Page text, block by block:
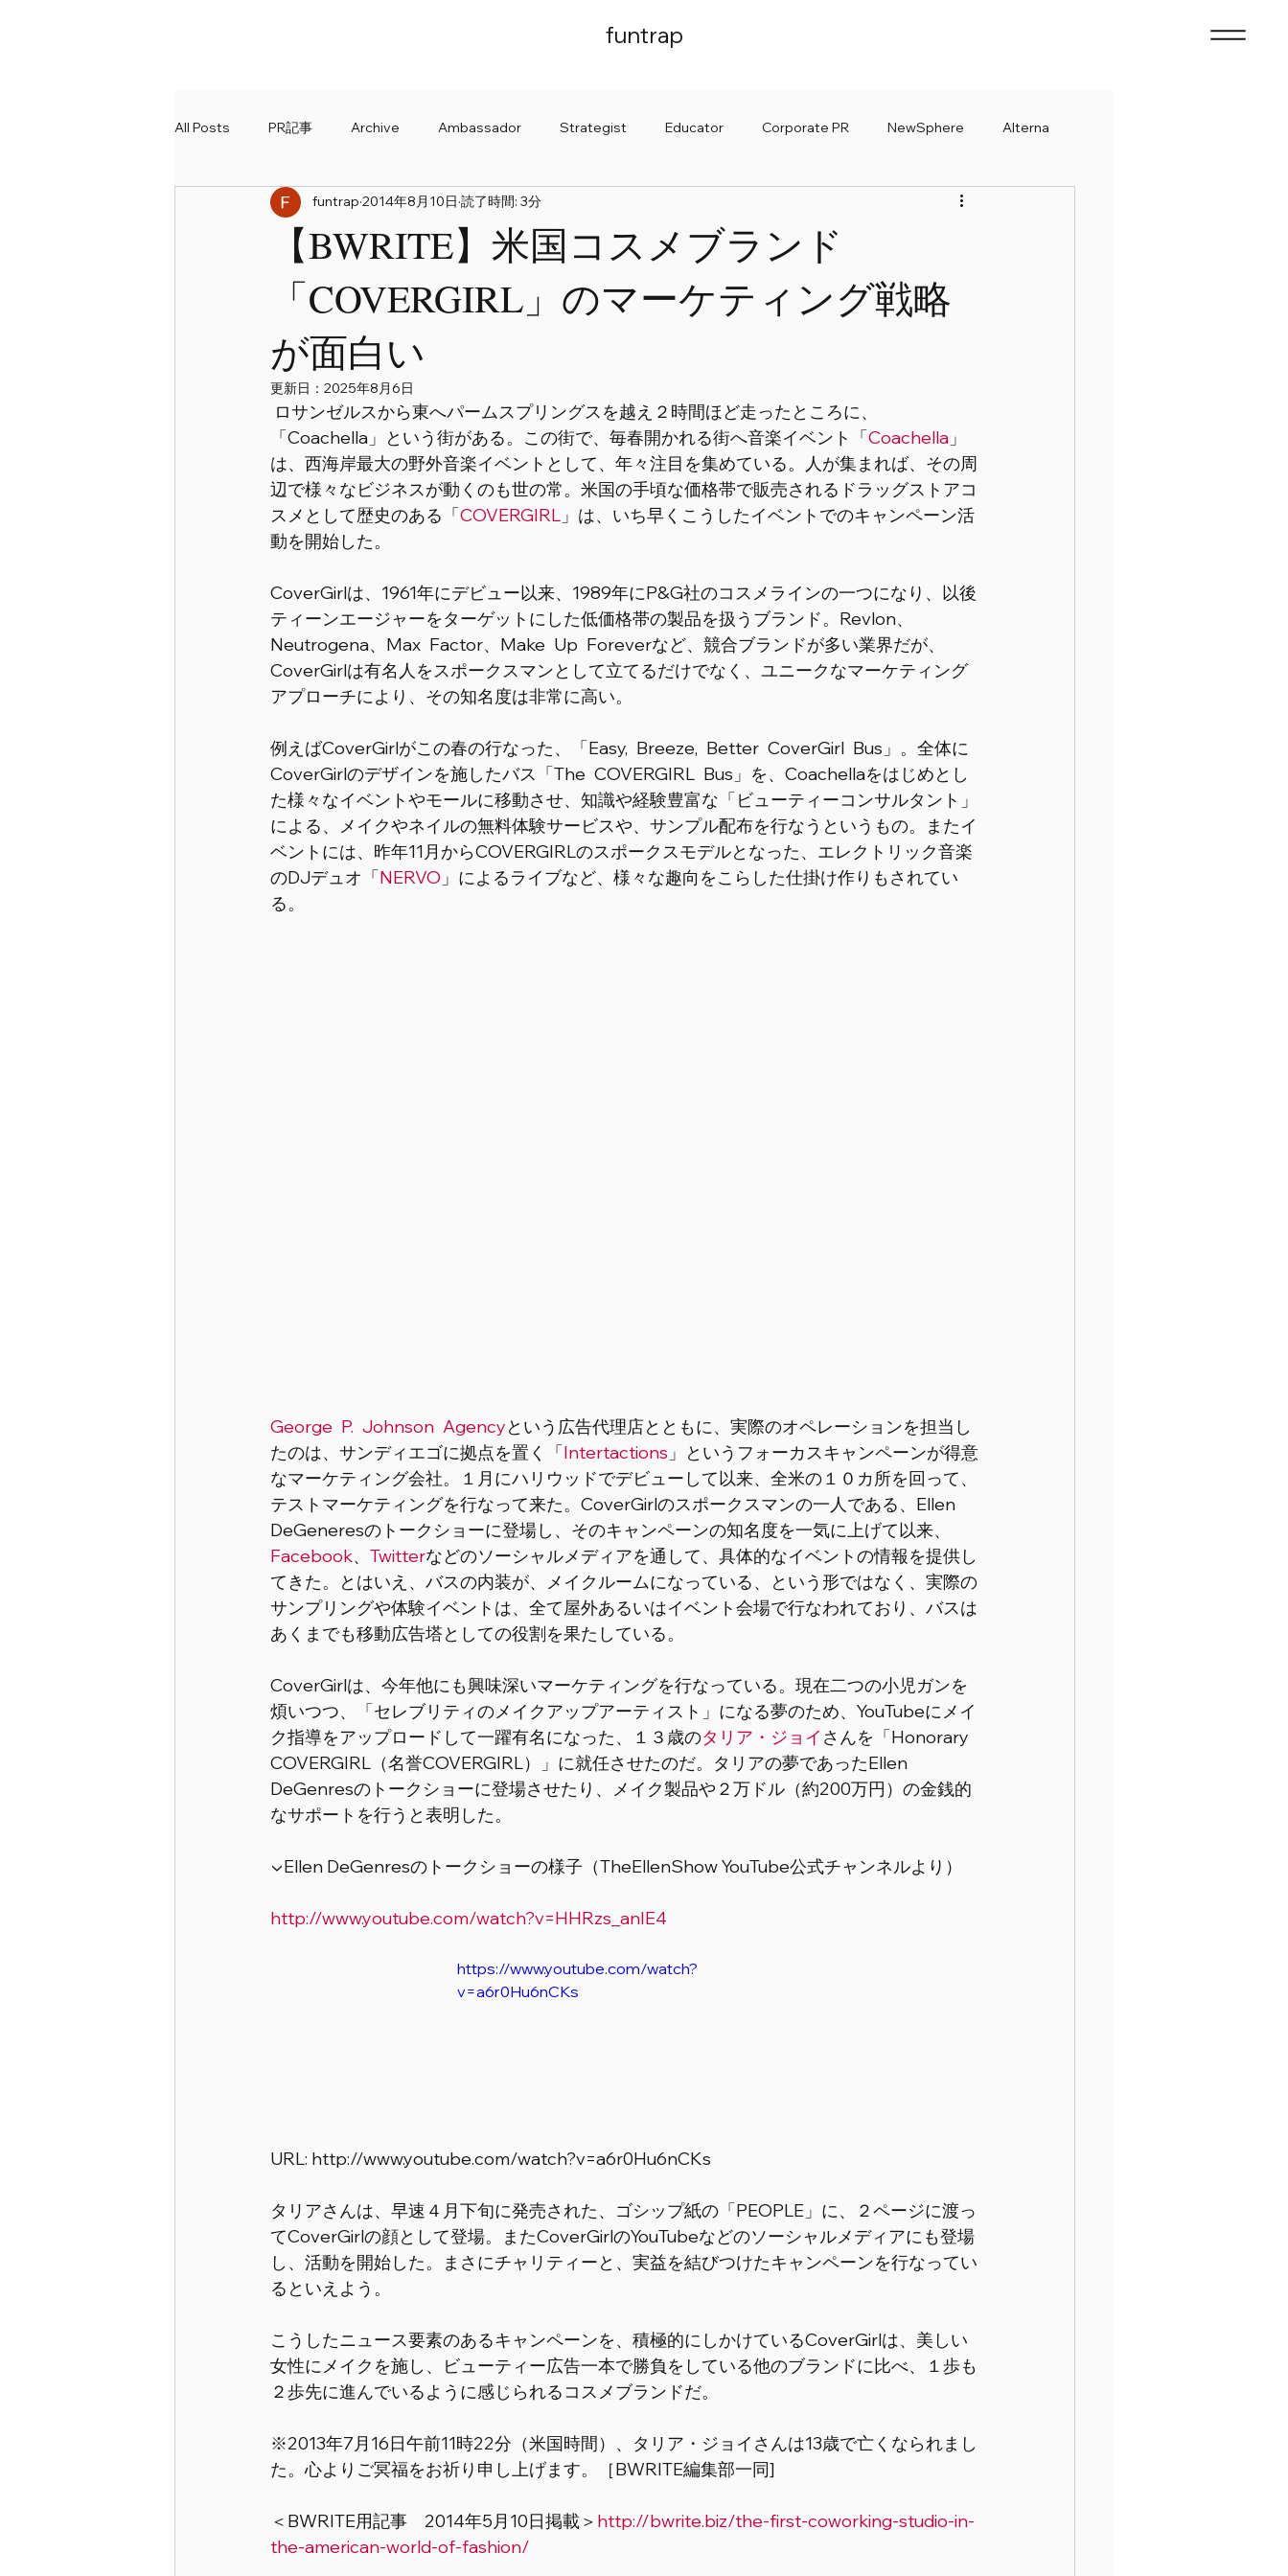
funtrap
All Posts PR記事 Archive Ambassador Strategist Educator Corporate PR NewSphere Alterna
SUUMO Online News
【BWRITE】米国コスメブランド
「COVERGIRL」のマーケティング戦略
が面白い
funtrap 2014年8月10日 読了時間: 3分
更新日： 2025年8月6日
「Coachella」という街がある。この街で、毎春開かれる街へ音楽イベント「Coachella 」
は、西海岸最大の野外音楽イベントとして、年々注目を集めている。人が集まれば、その周
辺で様々なビジネスが動くのも世の常。米国の手頃な価格帯で販売されるドラッグストアコ
スメとして歴史のある「COVERGIRL 」は、いち早くこうしたイベントでのキャンペーン活
動を開始した。
CoverGirlは、1961年にデビュー以来、1989年にP&G社のコスメラインの一つになり、以後
ティーンエージャーをターゲットにした低価格帯の製品を扱うブランド。Revlon、
Neutrogena、Max Factor、Make Up Foreverなど、競合ブランドが多い業界だが、
CoverGirlは有名人をスポークスマンとして立てるだけでなく、ユニークなマーケティング
アプローチにより、その知名度は非常に高い。
例えばCoverGirlがこの春の行なった、「Easy, Breeze, Better CoverGirl Bus」。全体に
CoverGirlのデザインを施したバス「The COVERGIRL Bus」を、Coachellaをはじめとし
た様々なイベントやモールに移動させ、知識や経験豊富な「ビューティーコンサルタント」
による、メイクやネイルの無料体験サービスや、サンプル配布を行なうというもの。またイ
ベントには、昨年11月からCOVERGIRLのスポークスモデルとなった、エレクトリック音楽
のDJデュオ「NERVO 」によるライブなど、様々な趣向をこらした仕掛け作りもされてい
る。
George P. Johnson Agencyという広告代理店とともに、実際のオペレーションを担当し
たのは、サンディエゴに拠点を置く「Intertactions 」というフォーカスキャンペーンが得意
なマーケティング会社。１月にハリウッドでデビューして以来、全米の１０カ所を回って、
テストマーケティングを行なって来た。CoverGirlのスポークスマンの一人である、Ellen
DeGeneresのトークショーに登場し、そのキャンペーンの知名度を一気に上げて以来、
Facebook、 Twitterなどのソーシャルメディアを通して、具体的なイベントの情報を提供し
てきた。とはいえ、バスの内装が、メイクルームになっている、という形ではなく、実際の
サンプリングや体験イベントは、全て屋外あるいはイベント会場で行なわれており、バスは
あくまでも移動広告塔としての役割を果たしている。
CoverGirlは、今年他にも興味深いマーケティングを行なっている。現在二つの小児ガンを
煩いつつ、「セレブリティのメイクアップアーティスト」になる夢のため、YouTubeにメイ
ク指導をアップロードして一躍有名になった、１３歳のタリア・ジョイ さんを「Honorary
COVERGIRL（名誉COVERGIRL）」に就任させたのだ。タリアの夢であったEllen
DeGenresのトークショーに登場させたり、メイク製品や２万ドル（約200万円）の金銭的
なサポートを行うと表明した。
▼Ellen DeGenresのトークショーの様子（TheEllenShow YouTube公式チャンネルより）
http://www.youtube.com/watch?v=HHRzs_anIE4
https://www.youtube.com/watch?
v=a6r0Hu6nCKs
URL: http://www.youtube.com/watch?v=a6r0Hu6nCKs
タリアさんは、早速４月下旬に発売された、ゴシップ紙の「PEOPLE」に、２ページに渡っ
てCoverGirlの顔として登場。またCoverGirlのYouTubeなどのソーシャルメディアにも登場
し、活動を開始した。まさにチャリティーと、実益を結びつけたキャンペーンを行なってい
るといえよう。
こうしたニュース要素のあるキャンペーンを、積極的にしかけているCoverGirlは、美しい
女性にメイクを施し、ビューティー広告一本で勝負をしている他のブランドに比べ、１歩も
２歩先に進んでいるように感じられるコスメブランドだ。
※2013年7月16日午前11時22分（米国時間）、タリア・ジョイさんは13歳で亡くなられまし
た。心よりご冥福をお祈り申し上げます。［BWRITE編集部一同]
＜BWRITE用記事　2014年5月10日掲載＞ http://bwrite.biz/the-first-coworking-studio-in-
the-american-world-of-fashion/